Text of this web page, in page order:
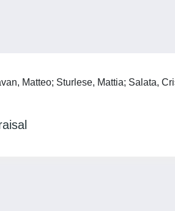
Matteo; Sturlese, Mattia; Salata,